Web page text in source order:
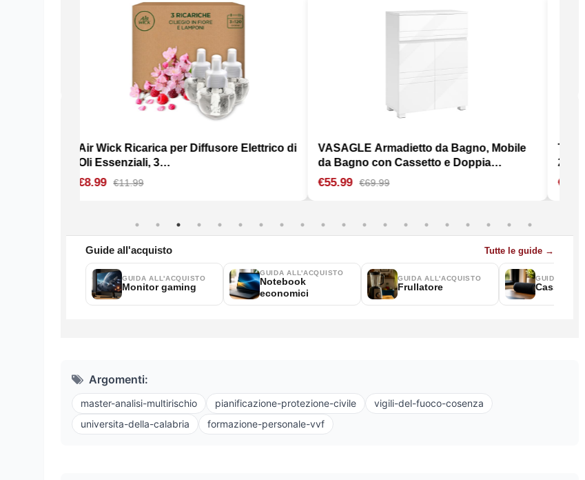
Argomenti:
master-analisi-multirischio pianificazione-protezione-civile
vigili-del-fuoco-cosenza
universita-della-calabria
formazione-personale-vvf